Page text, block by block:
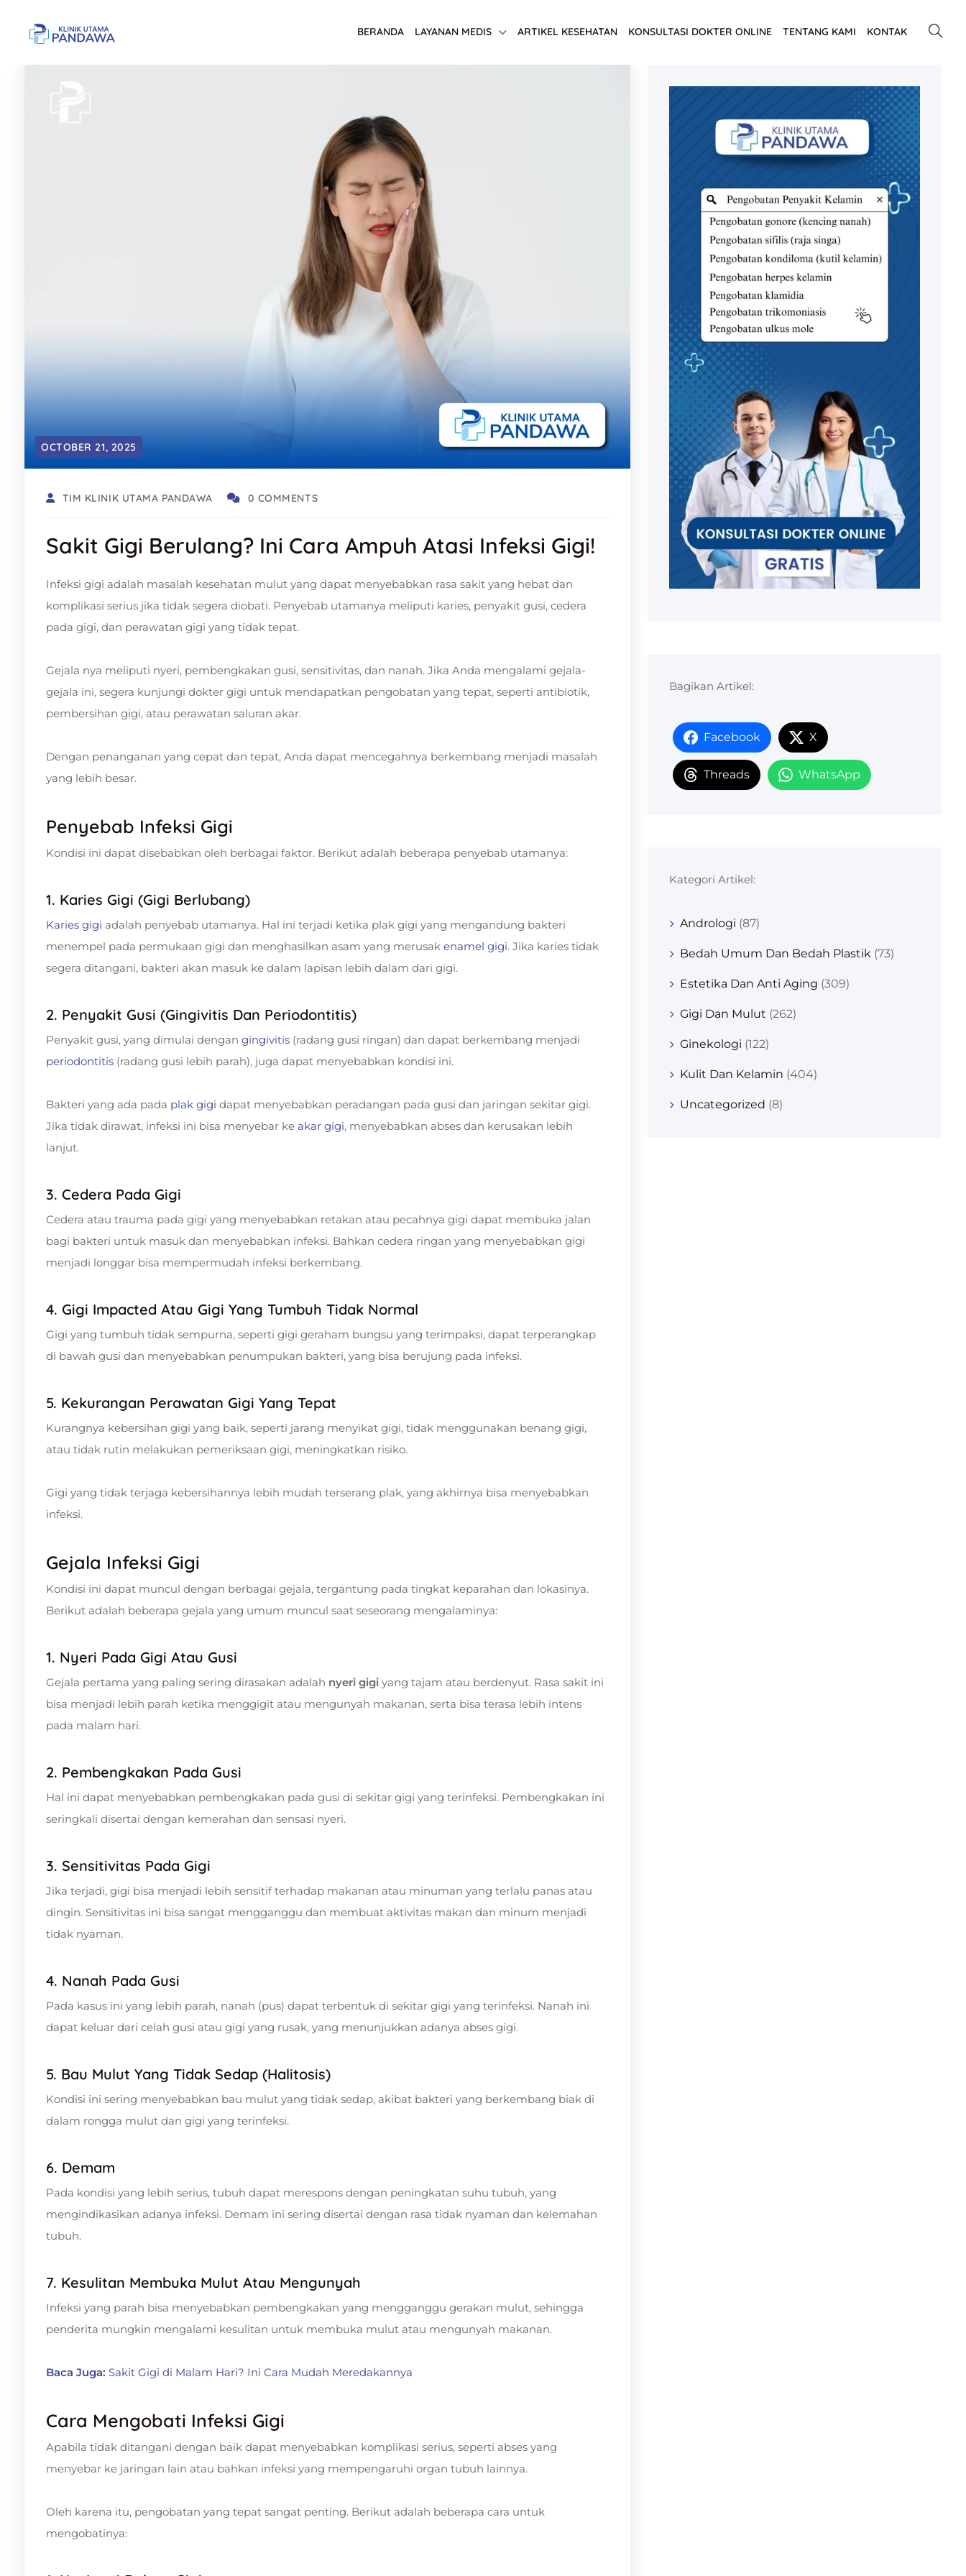
BERANDA LAYANAN MEDIS ARTIKEL KESEHATAN KONSULTASI DOKTER ONLINE TENTANG KAMI KONTAK
OCTOBER 21, 2025
TIM KLINIK UTAMA PANDAWA 0 COMMENTS
Sakit Gigi Berulang? Ini Cara Ampuh Atasi Infeksi Gigi!
Infeksi gigi adalah masalah kesehatan mulut yang dapat menyebabkan rasa sakit yang hebat dan
komplikasi serius jika tidak segera diobati. Penyebab utamanya meliputi karies, penyakit gusi, cedera
pada gigi, dan perawatan gigi yang tidak tepat.
Gejala nya meliputi nyeri, pembengkakan gusi, sensitivitas, dan nanah. Jika Anda mengalami gejala-
gejala ini, segera kunjungi dokter gigi untuk mendapatkan pengobatan yang tepat, seperti antibiotik,
pembersihan gigi, atau perawatan saluran akar.
Dengan penanganan yang cepat dan tepat, Anda dapat mencegahnya berkembang menjadi masalah
yang lebih besar.
Penyebab Infeksi Gigi
Kondisi ini dapat disebabkan oleh berbagai faktor. Berikut adalah beberapa penyebab utamanya:
1. Karies Gigi (Gigi Berlubang)
Karies gigi adalah penyebab utamanya. Hal ini terjadi ketika plak gigi yang mengandung bakteri
menempel pada permukaan gigi dan menghasilkan asam yang merusak enamel gigi. Jika karies tidak
segera ditangani, bakteri akan masuk ke dalam lapisan lebih dalam dari gigi.
2. Penyakit Gusi (Gingivitis Dan Periodontitis)
Penyakit gusi, yang dimulai dengan gingivitis (radang gusi ringan) dan dapat berkembang menjadi
periodontitis (radang gusi lebih parah), juga dapat menyebabkan kondisi ini.
Bakteri yang ada pada plak gigi dapat menyebabkan peradangan pada gusi dan jaringan sekitar gigi.
Jika tidak dirawat, infeksi ini bisa menyebar ke akar gigi, menyebabkan abses dan kerusakan lebih
lanjut.
3. Cedera Pada Gigi
Cedera atau trauma pada gigi yang menyebabkan retakan atau pecahnya gigi dapat membuka jalan
bagi bakteri untuk masuk dan menyebabkan infeksi. Bahkan cedera ringan yang menyebabkan gigi
menjadi longgar bisa mempermudah infeksi berkembang.
4. Gigi Impacted Atau Gigi Yang Tumbuh Tidak Normal
Gigi yang tumbuh tidak sempurna, seperti gigi geraham bungsu yang terimpaksi, dapat terperangkap
di bawah gusi dan menyebabkan penumpukan bakteri, yang bisa berujung pada infeksi.
5. Kekurangan Perawatan Gigi Yang Tepat
Kurangnya kebersihan gigi yang baik, seperti jarang menyikat gigi, tidak menggunakan benang gigi,
atau tidak rutin melakukan pemeriksaan gigi, meningkatkan risiko.
Gigi yang tidak terjaga kebersihannya lebih mudah terserang plak, yang akhirnya bisa menyebabkan
infeksi.
Gejala Infeksi Gigi
Kondisi ini dapat muncul dengan berbagai gejala, tergantung pada tingkat keparahan dan lokasinya.
Berikut adalah beberapa gejala yang umum muncul saat seseorang mengalaminya:
1. Nyeri Pada Gigi Atau Gusi
Gejala pertama yang paling sering dirasakan adalah nyeri gigi yang tajam atau berdenyut. Rasa sakit ini
bisa menjadi lebih parah ketika menggigit atau mengunyah makanan, serta bisa terasa lebih intens
pada malam hari.
2. Pembengkakan Pada Gusi
Hal ini dapat menyebabkan pembengkakan pada gusi di sekitar gigi yang terinfeksi. Pembengkakan ini
seringkali disertai dengan kemerahan dan sensasi nyeri.
3. Sensitivitas Pada Gigi
Jika terjadi, gigi bisa menjadi lebih sensitif terhadap makanan atau minuman yang terlalu panas atau
dingin. Sensitivitas ini bisa sangat mengganggu dan membuat aktivitas makan dan minum menjadi
tidak nyaman.
4. Nanah Pada Gusi
Pada kasus ini yang lebih parah, nanah (pus) dapat terbentuk di sekitar gigi yang terinfeksi. Nanah ini
dapat keluar dari celah gusi atau gigi yang rusak, yang menunjukkan adanya abses gigi.
5. Bau Mulut Yang Tidak Sedap (Halitosis)
Kondisi ini sering menyebabkan bau mulut yang tidak sedap, akibat bakteri yang berkembang biak di
dalam rongga mulut dan gigi yang terinfeksi.
6. Demam
Pada kondisi yang lebih serius, tubuh dapat merespons dengan peningkatan suhu tubuh, yang
mengindikasikan adanya infeksi. Demam ini sering disertai dengan rasa tidak nyaman dan kelemahan
tubuh.
7. Kesulitan Membuka Mulut Atau Mengunyah
Infeksi yang parah bisa menyebabkan pembengkakan yang mengganggu gerakan mulut, sehingga
penderita mungkin mengalami kesulitan untuk membuka mulut atau mengunyah makanan.
Baca Juga: Sakit Gigi di Malam Hari? Ini Cara Mudah Meredakannya
Cara Mengobati Infeksi Gigi
Apabila tidak ditangani dengan baik dapat menyebabkan komplikasi serius, seperti abses yang
menyebar ke jaringan lain atau bahkan infeksi yang mempengaruhi organ tubuh lainnya.
Oleh karena itu, pengobatan yang tepat sangat penting. Berikut adalah beberapa cara untuk
mengobatinya:
Bagikan Artikel:
Facebook X
Threads WhatsApp
Kategori Artikel:
Andrologi (87)
Bedah Umum Dan Bedah Plastik (73)
Estetika Dan Anti Aging (309)
Gigi Dan Mulut (262)
Ginekologi (122)
Kulit Dan Kelamin (404)
Uncategorized (8)